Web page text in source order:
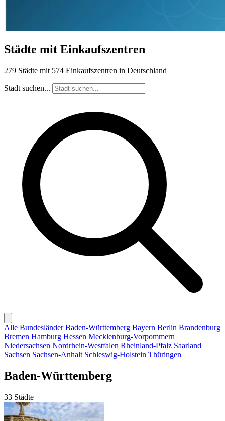
Städte mit Einkaufszentren
279 Städte mit 574 Einkaufszentren in Deutschland
Stadt suchen...
Alle BundesländerBaden-Württemberg Bayern Berlin Brandenburg
Bremen Hamburg Hessen Mecklenburg-Vorpommern
Niedersachsen Nordrhein-Westfalen Rheinland-Pfalz Saarland
Sachsen Sachsen-Anhalt Schleswig-Holstein Thüringen
Baden-Württemberg
33 Städte